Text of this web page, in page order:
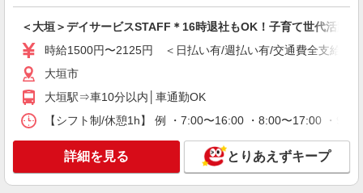
派遣社員
株式会社kotrio /●NG-H-1992510
員さん大募集！
時給1500円〜2125円 ＜日払い有/週払い有/交
通費全支給(ガソリン代含む)＞
＜大垣＞デイサービスSTAFF＊16時退社もOK！子育て世代活躍中
時給1500円〜2125円 ＜日払い有/週払い有/交通費全支給(ガ
大垣市
大垣駅⇒車10分以内│車通勤OK
【シフト制/休憩1h】 例 ・7:00〜16:00 ・8:00〜17:00 ・
詳細を見る とりあえずキープ